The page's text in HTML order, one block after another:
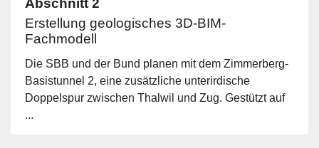
Abschnitt 2
Erstellung geologisches 3D-BIM-
Fachmodell
Die SBB und der Bund planen mit dem Zimmerberg-
Basistunnel 2, eine zusätzliche unterirdische
Doppelspur zwischen Thalwil und Zug. Gestützt auf
...